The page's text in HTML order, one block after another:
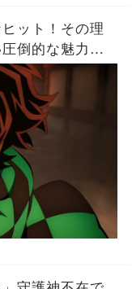
ット！その理
倒的な魅力と